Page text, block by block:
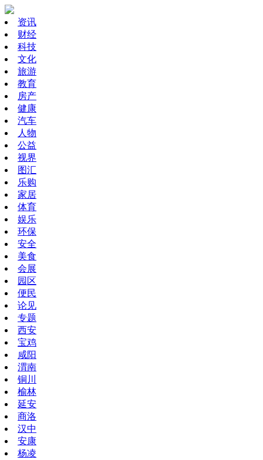
资讯
财经
科技
文化
旅游
教育
房产
健康
汽车
人物
公益
视界
图汇
乐购
家居
体育
娱乐
环保
安全
美食
会展
园区
便民
论见
专题
西安
宝鸡
咸阳
渭南
铜川
榆林
延安
商洛
汉中
安康
杨凌